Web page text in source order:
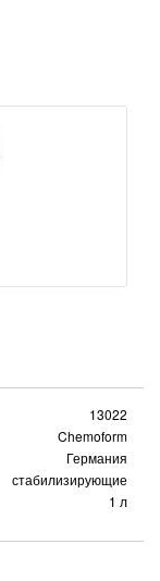
13022
Chemoform
Германия
стабилизирующие
1 л